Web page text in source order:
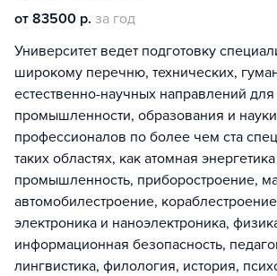
от 83500 р. за год
Университет ведет подготовку
широкому перечню, технических,
естественно-научных направлений для
промышленности, образования и
профессионалов по более чем ста
таких областях, как атомная
промышленность, приборостроение,
автомобилестроение,
электроника и наноэлектроника,
информационная безопасность,
лингвистика, филология, история,